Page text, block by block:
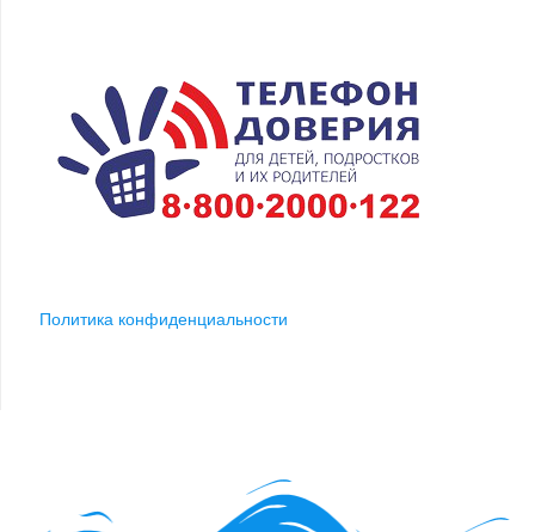
Политика конфиденциальности